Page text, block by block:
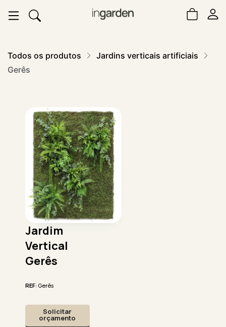
Todos os produtos
Jardins verticais artificiais
Gerês
Jardim
Vertical
Gerês
REF: Gerês
Solicitar
orçamento